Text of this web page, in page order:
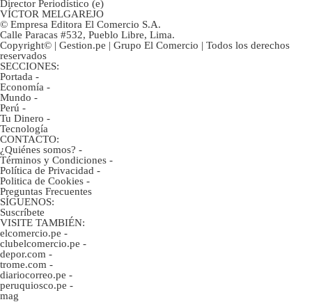
Director Periodístico (e)
VÍCTOR MELGAREJO
© Empresa Editora El Comercio S.A.
Calle Paracas #532, Pueblo Libre, Lima.
Copyright© | Gestion.pe | Grupo El Comercio | Todos los derechos
reservados
SECCIONES:
Portada -
Economía -
Mundo -
Perú -
Tu Dinero -
Tecnología
CONTACTO:
¿Quiénes somos? -
Términos y Condiciones -
Política de Privacidad -
Politica de Cookies -
Preguntas Frecuentes
SÍGUENOS:
Suscríbete
VISITE TAMBIÉN:
elcomercio.pe -
clubelcomercio.pe -
depor.com -
trome.com -
diariocorreo.pe -
peruquiosco.pe -
mag